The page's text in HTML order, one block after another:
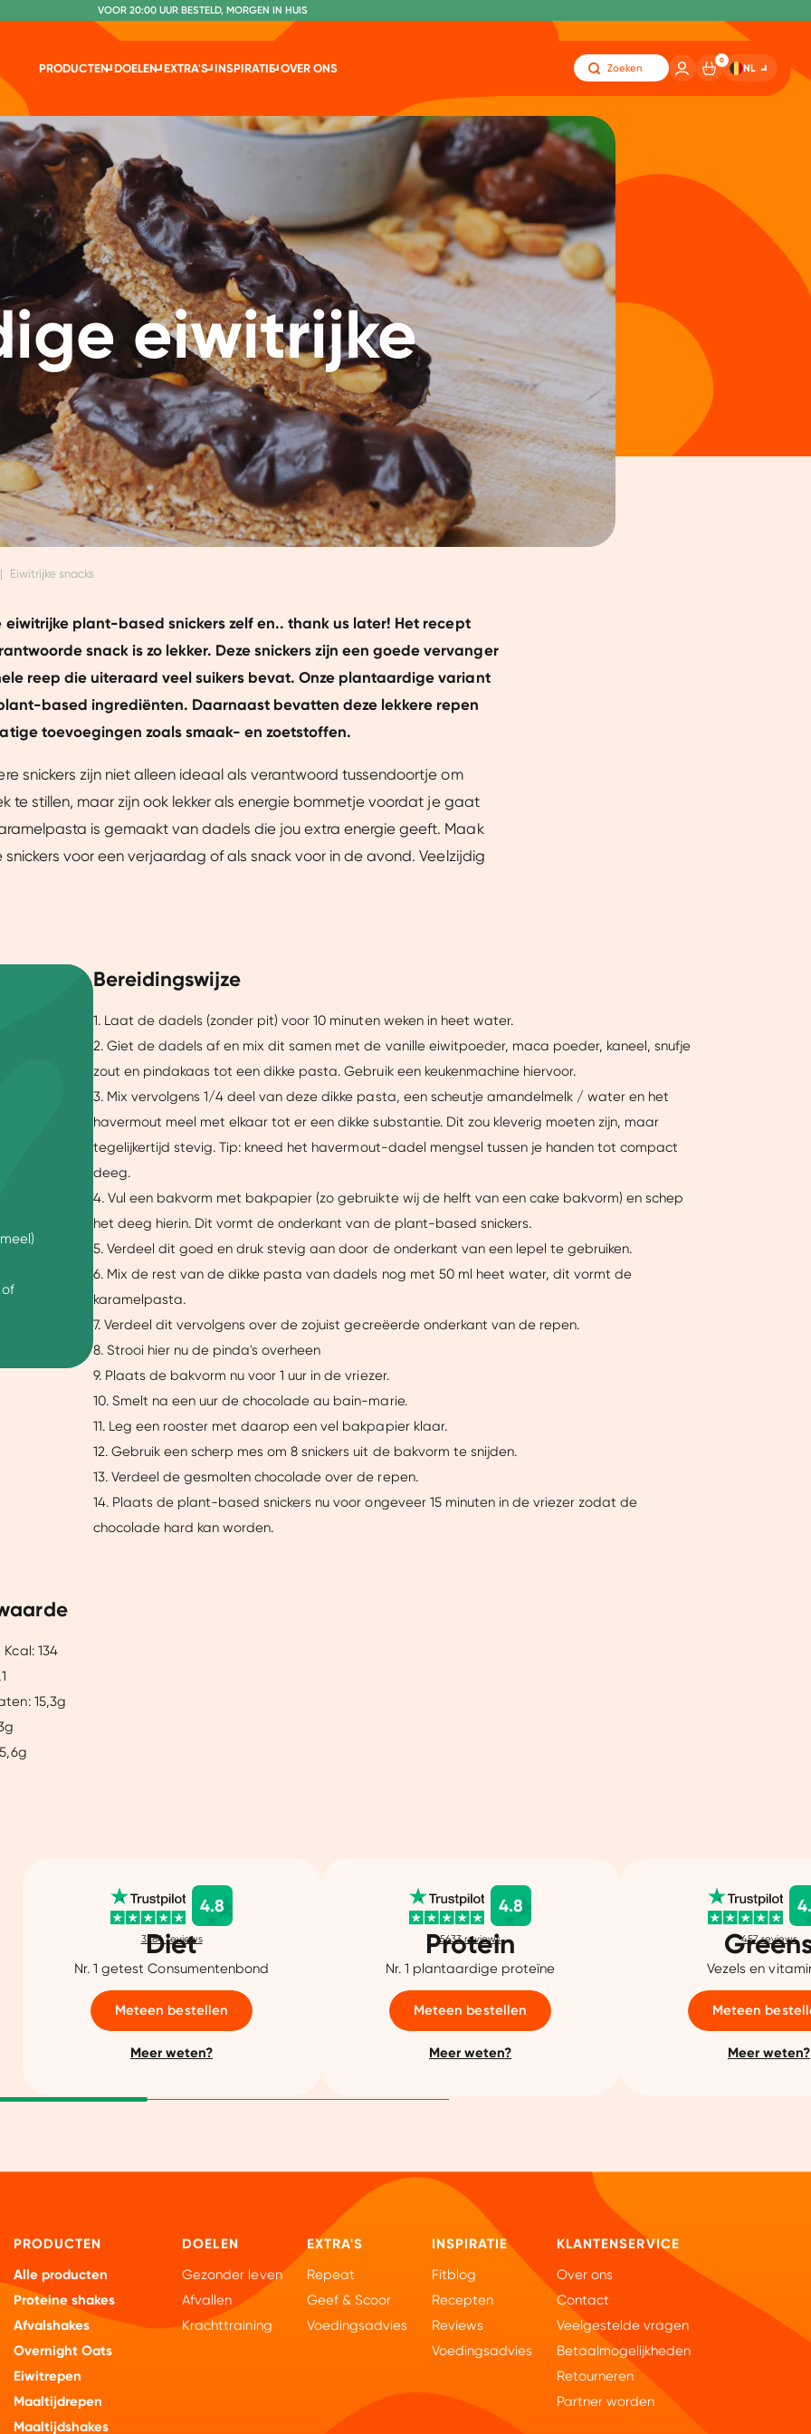
Details
ervaring beter te maken.
website beter afstemmen op jouw voorkeuren, je relevante content laten zien en je
helpen ze ons om onze website te verbeteren. We delen beperkte informatie met
je een gepersonaliseerde ervaring te bieden. Meer weten? Bekijk onze cookieverklaring.
Ja, verbeter mijn ervaring :)
NR. 1 GETEST CONSUMENTENBOND
VOOR 20:00 UUR BESTELD, MORGEN IN HUIS
PRODUCTEN DOELEN EXTRA'S INSPIRATIE OVER ONS Zoeken
0
NL
eiwitrijke
| Eiwitrijke snacks
eiwitrijke plant-based snickers zelf en.. thank us later! Het recept
snack is zo lekker. Deze snickers zijn een goede vervanger
reep die uiteraard veel suikers bevat. Onze plantaardige variant
based ingrediënten. Daarnaast bevatten deze lekkere repen
toevoegingen zoals smaak- en zoetstoffen.
snickers zijn niet alleen ideaal als verantwoord tussendoortje om
te stillen, maar zijn ook lekker als energie bommetje voordat je gaat
is gemaakt van dadels die jou extra energie geeft. Maak
snickers voor een verjaardag of als snack voor in de avond. Veelzijdig
Bereidingswijze
1. Laat de dadels (zonder pit) voor 10 minuten weken in heet water.
2. Giet de dadels af en mix dit samen met de vanille eiwitpoeder, maca poeder, kaneel, snufje
zout en pindakaas tot een dikke pasta. Gebruik een keukenmachine hiervoor.
3. Mix vervolgens 1/4 deel van deze dikke pasta, een scheutje amandelmelk / water en het
havermout meel met elkaar tot er een dikke substantie. Dit zou kleverig moeten zijn, maar
tegelijkertijd stevig. Tip: kneed het havermout-dadel mengsel tussen je handen tot compact
deeg.
4. Vul een bakvorm met bakpapier (zo gebruikte wij de helft van een cake bakvorm) en schep
het deeg hierin. Dit vormt de onderkant van de plant-based snickers.
5. Verdeel dit goed en druk stevig aan door de onderkant van een lepel te gebruiken.
6. Mix de rest van de dikke pasta van dadels nog met 50 ml heet water, dit vormt de
karamelpasta.
7. Verdeel dit vervolgens over de zojuist gecreëerde onderkant van de repen.
8. Strooi hier nu de pinda's overheen
9. Plaats de bakvorm nu voor 1 uur in de vriezer.
10. Smelt na een uur de chocolade au bain-marie.
11. Leg een rooster met daarop een vel bakpapier klaar.
12. Gebruik een scherp mes om 8 snickers uit de bakvorm te snijden.
13. Verdeel de gesmolten chocolade over de repen.
14. Plaats de plant-based snickers nu voor ongeveer 15 minuten in de vriezer zodat de
chocolade hard kan worden.
134
15,3g
4.8
3284 reviews
Diet
Nr. 1 getest Consumentenbond
Meteen bestellen
Meer weten?
4.8
5633 reviews
Protein
Nr. 1 plantaardige proteïne
Meteen bestellen
Meer weten?
457 reviews
Vezels en
Meteen
Meer weten?
PRODUCTEN
Alle producten
Proteine shakes
Afvalshakes
Overnight Oats
Eiwitrepen
Maaltijdrepen
Maaltijdshakes
DOELEN
Gezonder leven
Afvallen
Krachttraining
EXTRA'S
Repeat
Geef & Scoor
Voedingsadvies
INSPIRATIE
Fitblog
Recepten
Reviews
Voedingsadvies
KLANTENSERVICE
Over ons
Contact
Veelgestelde vragen
Betaalmogelijkheden
Retourneren
Partner worden